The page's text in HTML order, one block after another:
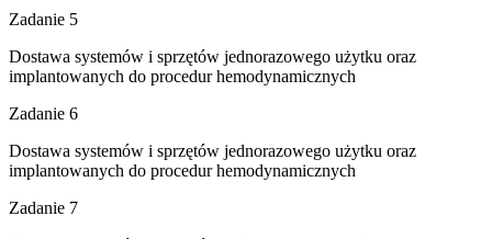
Zadanie 5
Dostawa systemów i sprzętów jednorazowego użytku oraz
implantowanych do procedur hemodynamicznych
Zadanie 6
Dostawa systemów i sprzętów jednorazowego użytku oraz
implantowanych do procedur hemodynamicznych
Zadanie 7